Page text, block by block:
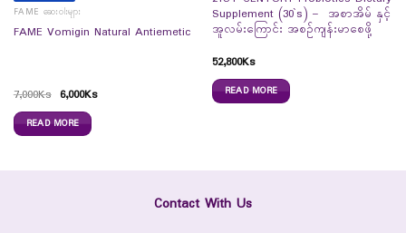
FAME ဆေးဝါးများ
FAME Vomigin Natural Antiemetic
7,000Ks 6,000Ks
READ MORE
Supplement (30`s) – အစာအိမ် နှင့်
အူလမ်းကြောင်း အစဉ်ကျန်းမာစေဖို့
52,800Ks
READ MORE
Contact With Us